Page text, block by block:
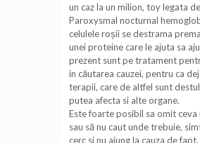
un caz la un milion, toy legata
Paroxysmal nocturnal
celulele roșii se destrama
unei proteine care le ajuta sa
prezent sunt pe tratament
in căutarea cauzei, pentru ca
terapii, care de altfel sunt
putea afecta si alte organe.
Este foarte posibil sa omit
sau să nu caut unde trebuie,
cerc si nu ajung la cauza de fapt.